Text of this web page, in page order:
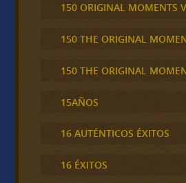
150 ORIGINAL MOMENTS
150 THE ORIGINAL
150 THE ORIGINAL
15AÑOS
16 AUTÉNTICOS ÉXITOS
16 ÉXITOS